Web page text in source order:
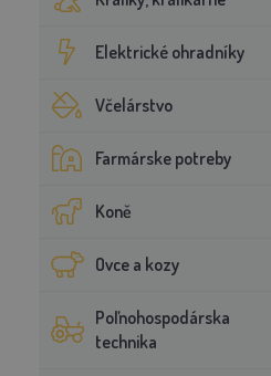
Elektrické ohradníky
Včelárstvo
Farmárske potreby
Koně
Ovce a kozy
Poľnohospodárska
technika